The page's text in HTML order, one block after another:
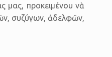
μας, προκειμένου νὰ
συζύγων, ἀδελφῶν,